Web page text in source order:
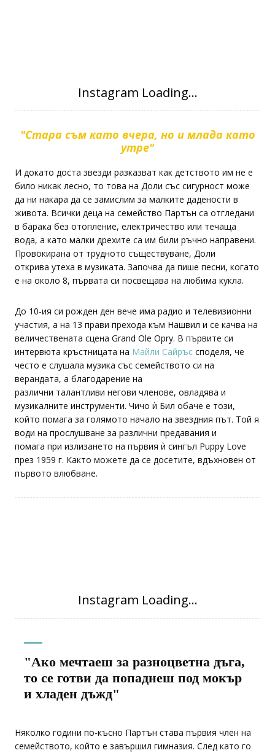
"Стара съм като вчера, но и млада като
утре"
И докато доста звезди разказват как детството им не е
било никак лесно, то това на Доли със сигурност може
да ни накара да се замислим за малките дадености в
живота. Всички деца на семейство Партън са отгледани
в барака без отопление, електричество или течаща
вода, а като малки дрехите са им били ръчно направени.
Провокирана от трудното съществуване, Доли
открива утеха в музиката. Започва да пише песни, когато
е на около 8, първата си посвещава на любима кукла.
До 10-ия си рожден ден вече има радио и телевизионни
участия, а на 13 прави прехода към Нашвил и се качва на
величествената сцена Grand Ole Opry. В първите си
интервюта кръстницата на Майли Сайръс споделя, че
често е слушала музика със семейството си на
верандата, а благодарение на
различни талантливи негови членове, овладява и
музикалните инструменти. Чичо ѝ Бил обаче е този,
който помага за голямото начало на звездния път. Той я
води на прослушване за различни предавания и
помага при излизането на първия ѝ сингъл Puppy Love
през 1959 г. Както можете да се досетите, вдъхновен от
първото влюбване.
"Ако мечтаеш за разноцветна дъга,
то се готви да попаднеш под мокър
и хладен дъжд"
Няколко години по-късно Партън става първия член на
семейството, който е завършил гимназия. След като го